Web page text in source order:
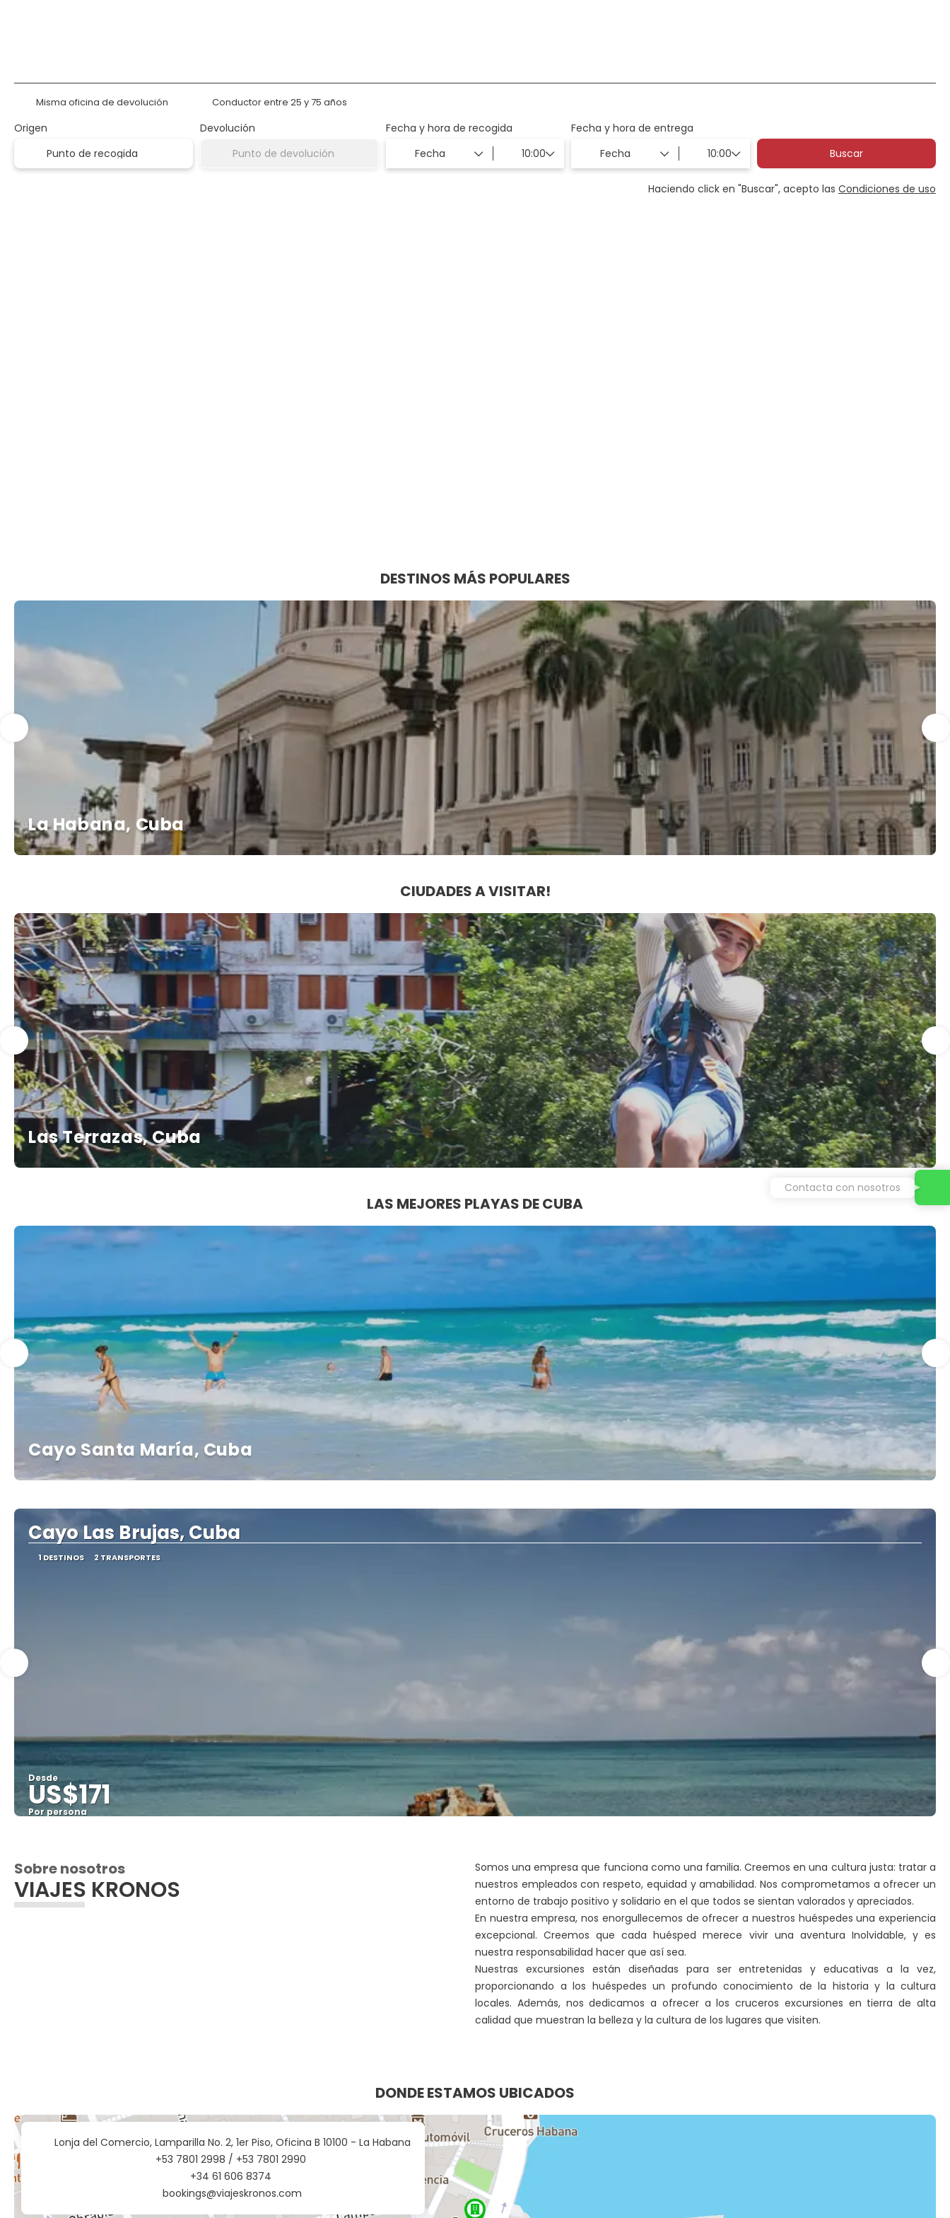
Misma oficina de devolución Conductor entre 25 y 75 años
Origen Devolución Fecha y hora de recogida
Fecha y hora de entrega
Buscar
Haciendo click en "Buscar", acepto las Condiciones de uso
DESTINOS MÁS POPULARES
La Habana, Cuba
CIUDADES A VISITAR!
Las Terrazas, Cuba
LAS MEJORES PLAYAS DE CUBA
Cayo Santa María, Cuba
Cayo Las Brujas, Cuba
1 DESTINOS 2 TRANSPORTES
Desde
US$171
Por persona
Sobre nosotros
VIAJES KRONOS
Somos una empresa que funciona como una familia. Creemos en una cultura justa: tratar a
nuestros empleados con respeto, equidad y amabilidad. Nos comprometamos a ofrecer un
entorno de trabajo positivo y solidario en el que todos se sientan valorados y apreciados.
En nuestra empresa, nos enorgullecemos de ofrecer a nuestros huéspedes una experiencia
excepcional. Creemos que cada huésped merece vivir una aventura Inolvidable, y es
nuestra responsabilidad hacer que así sea.
Nuestras excursiones están diseñadas para ser entretenidas y educativas a la vez,
proporcionando a los huéspedes un profundo conocimiento de la historia y la cultura
locales. Además, nos dedicamos a ofrecer a los cruceros excursiones en tierra de alta
calidad que muestran la belleza y la cultura de los lugares que visiten.
DONDE ESTAMOS UBICADOS
Lonja del Comercio, Lamparilla No. 2, 1er Piso, Oficina B 10100 - La Habana
‎+53 7801 2998 / +53 7801 2990
+34 61 606 8374
bookings@viajeskronos.com
Contacta con nosotros